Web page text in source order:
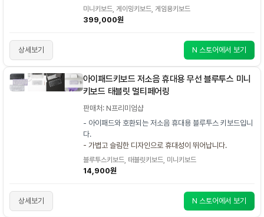
미니키보드, 게이밍키보드, 게임용키보드
399,000원
상세보기 N 스토어에서 보기
아이패드키보드 저소음 휴대용 무선 블루투스 미니
키보드 태블릿 멀티페어링
판매처: N프리미엄샵
- 아이패드와 호환되는 저소음 휴대용 블루투스 키보드입니
다.
- 가볍고 슬림한 디자인으로 휴대성이 뛰어납니다.
블루투스키보드, 태블릿키보드, 미니키보드
14,900원
상세보기 N 스토어에서 보기